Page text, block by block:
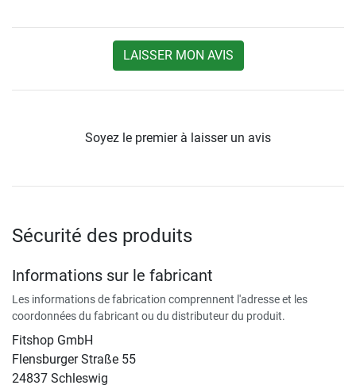
LAISSER MON AVIS
Soyez le premier à laisser un avis
Sécurité des produits
Informations sur le fabricant
Les informations de fabrication comprennent l'adresse et les
coordonnées du fabricant ou du distributeur du produit.
Fitshop GmbH
Flensburger Straße 55
24837 Schleswig